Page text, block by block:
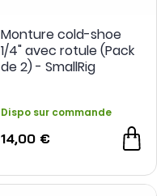
Monture cold-shoe
1/4" avec rotule (Pack
de 2) - SmallRig
Dispo sur commande
14,00 €